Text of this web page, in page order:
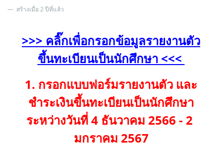
สร้างเมื่อ 2 ปีที่แล้ว
>>> คลิ๊กเพื่อกรอกข้อมูลรายงานตัว
ขึ้นทะเบียนเป็นนักศึกษา <<<
1. กรอกแบบฟอร์มรายงานตัว และ
ชำระเงินขึ้นทะเบียนเป็นนักศึกษา
ระหว่างวันที่ 4 ธันวาคม 2566 - 2
มกราคม 2567